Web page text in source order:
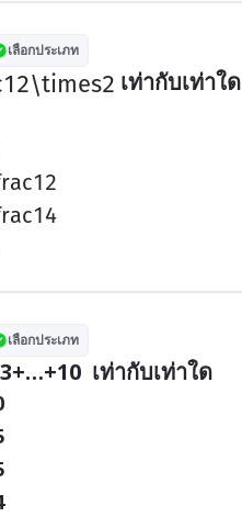
เลือกประเภท
เท่ากับเท่าใด
เลือกประเภท
เท่ากับเท่าใด